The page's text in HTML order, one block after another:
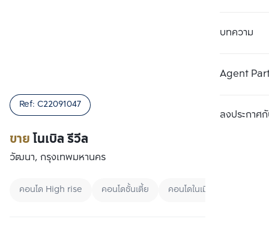
บทความ
Agent
ลงประกาศกั
ขายโนเบิล รีวีล
Ref: C22091047
วัฒนา, กรุงเทพมหานคร
คอนโด High rise คอนโดชั้นเตี้ย คอนโดในเมือง
เปรียบเทียบ